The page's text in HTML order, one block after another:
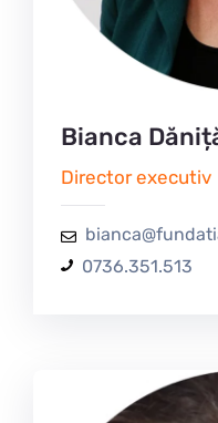
Bianca
Director executiv
0736.351.513